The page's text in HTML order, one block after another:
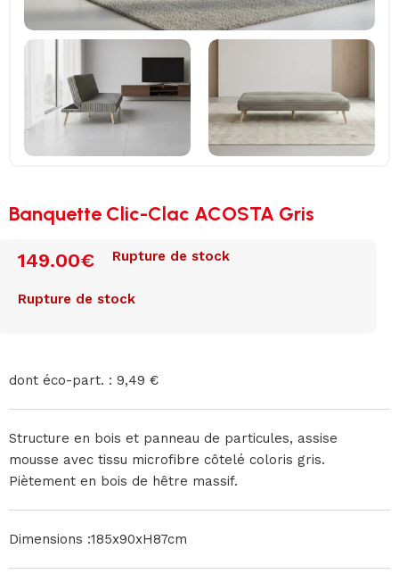
Banquette Clic-Clac ACOSTA Gris
149.00€ Rupture de stock
Rupture de stock
dont éco-part. : 9,49 €
Structure en bois et panneau de particules, assise
mousse avec tissu microfibre côtelé coloris gris.
Piètement en bois de hêtre massif.
Dimensions :185x90xH87cm